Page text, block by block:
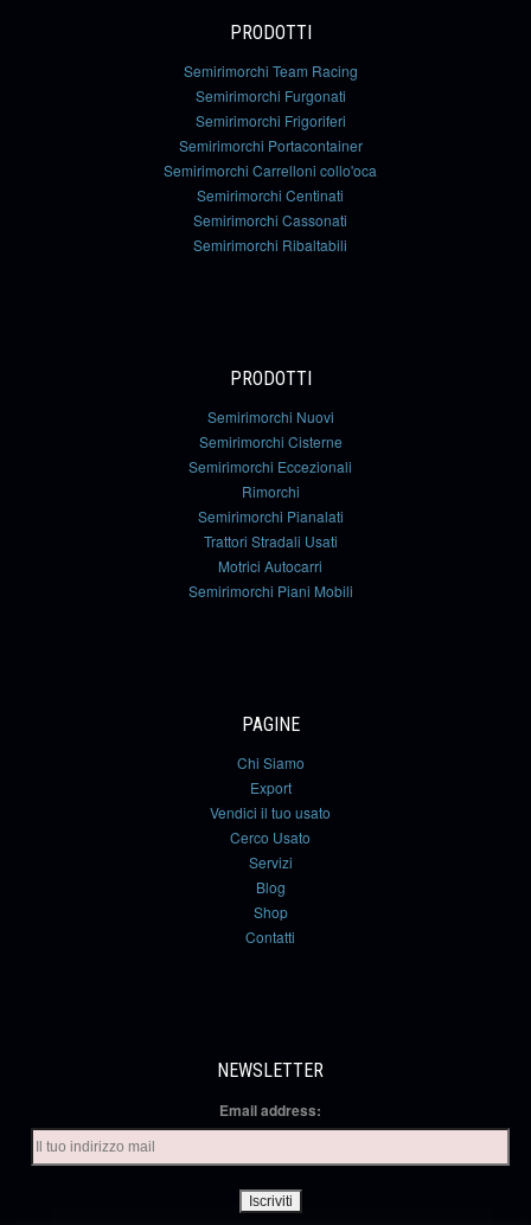
PRODOTTI
Semirimorchi Team Racing
Semirimorchi Furgonati
Semirimorchi Frigoriferi
Semirimorchi Portacontainer
Semirimorchi Carrelloni collo'oca
Semirimorchi Centinati
Semirimorchi Cassonati
Semirimorchi Ribaltabili
PRODOTTI
Semirimorchi Nuovi
Semirimorchi Cisterne
Semirimorchi Eccezionali
Rimorchi
Semirimorchi Pianalati
Trattori Stradali Usati
Motrici Autocarri
Semirimorchi Piani Mobili
PAGINE
Chi Siamo
Export
Vendici il tuo usato
Cerco Usato
Servizi
Blog
Shop
Contatti
NEWSLETTER
Email address: